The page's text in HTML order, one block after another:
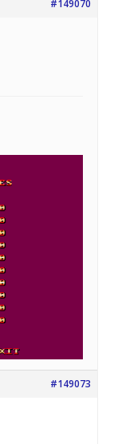
#149070
#149073